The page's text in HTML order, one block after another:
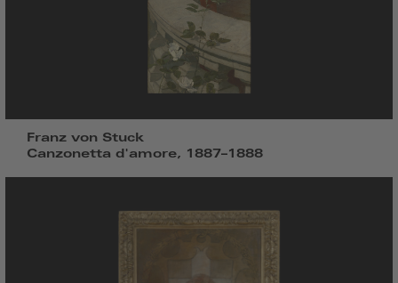
Franz von Stuck
Canzonetta d'amore, 1887–1888